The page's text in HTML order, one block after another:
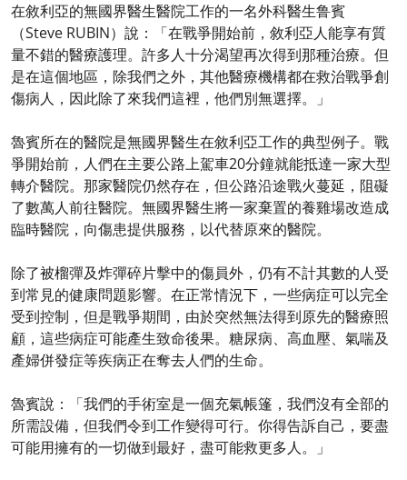
在敘利亞的無國界醫生醫院工作的一名外科醫生鲁賓
（Steve RUBIN）說：「在戰爭開始前，敘利亞人能享有質
量不錯的醫療護理。許多人十分渴望再次得到那種治療。但
是在這個地區，除我們之外，其他醫療機構都在救治戰爭創
傷病人，因此除了來我們這裡，他們別無選擇。」
魯賓所在的醫院是無國界醫生在敘利亞工作的典型例子。戰
爭開始前，人們在主要公路上駕車20分鐘就能抵達一家大型
轉介醫院。那家醫院仍然存在，但公路沿途戰火蔓延，阻礙
了數萬人前往醫院。無國界醫生將一家棄置的養雞場改造成
臨時醫院，向傷患提供服務，以代替原來的醫院。
除了被榴彈及炸彈碎片擊中的傷員外，仍有不計其數的人受
到常見的健康問題影響。在正常情況下，一些病症可以完全
受到控制，但是戰爭期間，由於突然無法得到原先的醫療照
顧，這些病症可能產生致命後果。糖尿病、高血壓、氣喘及
產婦併發症等疾病正在奪去人們的生命。
魯賓說：「我們的手術室是一個充氣帳篷，我們沒有全部的
所需設備，但我們令到工作變得可行。你得告訴自己，要盡
可能用擁有的一切做到最好，盡可能救更多人。」